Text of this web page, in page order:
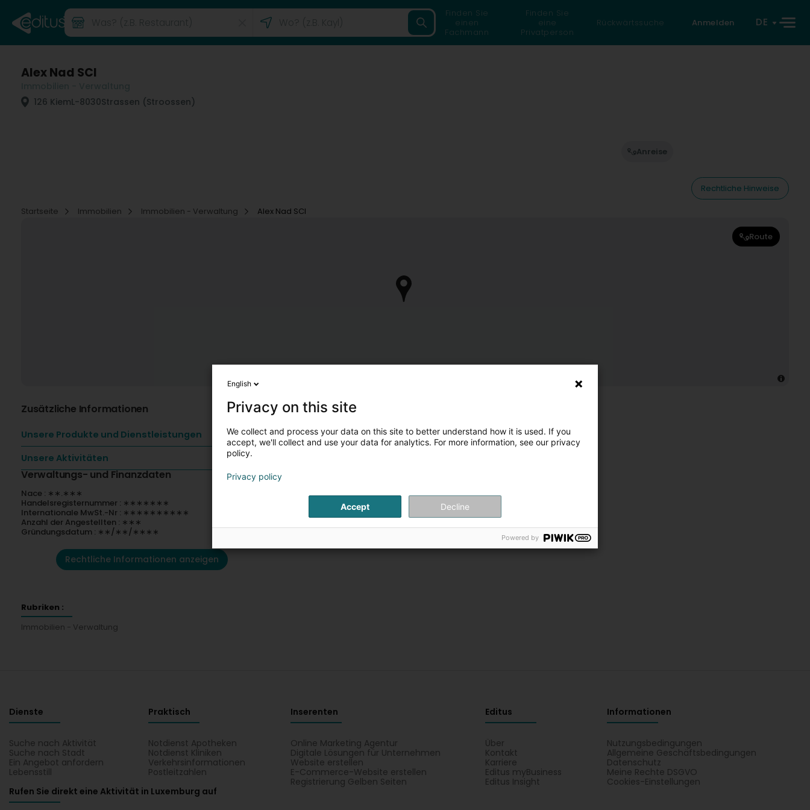
Finden Sie
einen
Fachmann
Finden Sie
eine
Privatperson
Rückwärtssuche Anmelden DE
Alex Nad SCI
126 KiemL-8030Strassen (Stroossen)
Anreise
Rechtliche Hinweise
Startseite
Immobilien Immobilien - Verwaltung Alex Nad SCI
Route
Zusätzliche Informationen
Unsere Produkte und Dienstleistungen
Unsere Aktivitäten
Verwaltungs- und Finanzdaten
Nace : ∗∗.∗∗∗
Handelsregisternummer : ∗∗∗∗∗∗∗
Internationale MwSt.-Nr : ∗∗∗∗∗∗∗∗∗∗
Anzahl der Angestellten : ∗∗∗
Gründungsdatum : ∗∗/∗∗/∗∗∗∗
Rechtliche Informationen anzeigen
Rubriken :
Immobilien - Verwaltung
Dienste
Suche nach Aktivität
Suche nach Stadt
Ein Angebot anfordern
Lebensstill
Praktisch
Notdienst Apotheken
Notdienst Kliniken
Verkehrsinformationen
Postleitzahlen
Inserenten
Online Marketing Agentur
Digitale Lösungen für Unternehmen
Website erstellen
E-Commerce-Website erstellen
Registrierung Gelben Seiten
Editus
Über
Kontakt
Karriere
Editus myBusiness
Editus Insight
Informationen
Nutzungsbedingungen
Allgemeine Geschäftsbedingungen
Datenschutz
Meine Rechte DSGVO
Cookies-Einstellungen
Rufen Sie direkt eine Aktivität in Luxemburg auf
English
Privacy on this site
We collect and process your data on this site to better understand how it is used. If you
accept, we'll collect and use your data for analytics. For more information, see our privacy
policy.
Privacy policy
Accept Decline
Powered by